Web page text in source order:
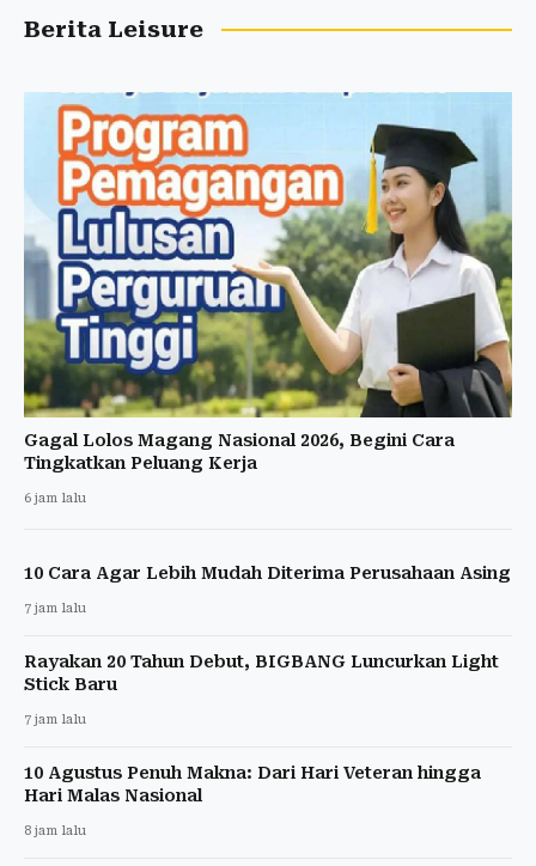
Berita Leisure
Gagal Lolos Magang Nasional 2026, Begini Cara
Tingkatkan Peluang Kerja
6 jam lalu
10 Cara Agar Lebih Mudah Diterima Perusahaan Asing
7 jam lalu
Rayakan 20 Tahun Debut, BIGBANG Luncurkan Light
Stick Baru
7 jam lalu
10 Agustus Penuh Makna: Dari Hari Veteran hingga
Hari Malas Nasional
8 jam lalu